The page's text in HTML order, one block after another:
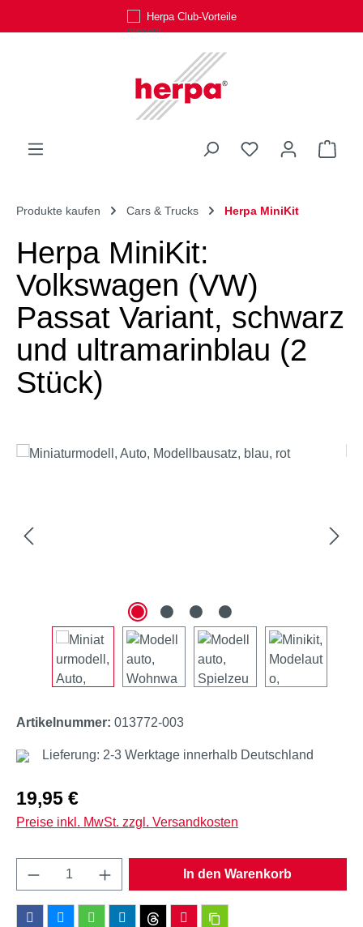
Zum Hauptinhalt springenHerpa Club-Vorteile
Du hast 0
Produkte kaufen Cars & Trucks Herpa MiniKit
Herpa MiniKit:
Volkswagen (VW)
Passat Variant, schwarz
und ultramarinblau (2
Stück)
Bildergalerie überspringen
Artikelnummer: 013772-003
Lieferung: 2-3 Werktage innerhalb Deutschland
Regulärer Preis:
19,95 €
Preise inkl. MwSt. zzgl. Versandkosten
Produkt Anzahl: Gib den gewünschten
In den Warenkorb